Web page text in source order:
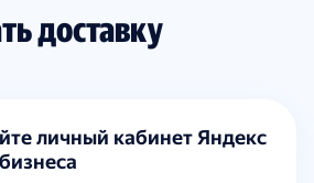
доставку
личный кабинет Яндекс